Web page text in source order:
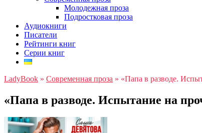
Молодежная проза
Подростковая проза
Аудиокниги
Писатели
Рейтинги книг
Серии книг
LadyBook » Современная проза » «Папа в разводе.
«Папа в разводе. Испытание на